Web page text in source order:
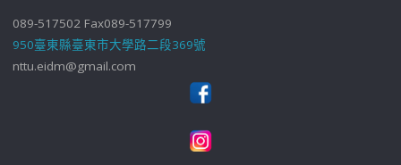
089-517502 Fax089-517799
950臺東縣臺東市大學路二段369號
nttu.eidm@gmail.com